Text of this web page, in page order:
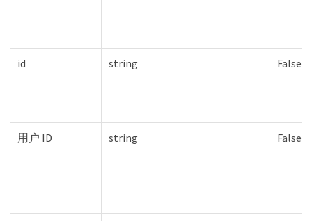
id string False
用户 ID string False